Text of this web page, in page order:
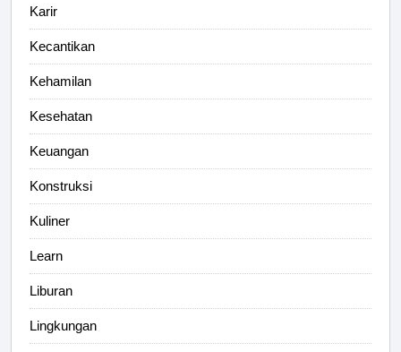
Karir
Kecantikan
Kehamilan
Kesehatan
Keuangan
Konstruksi
Kuliner
Learn
Liburan
Lingkungan